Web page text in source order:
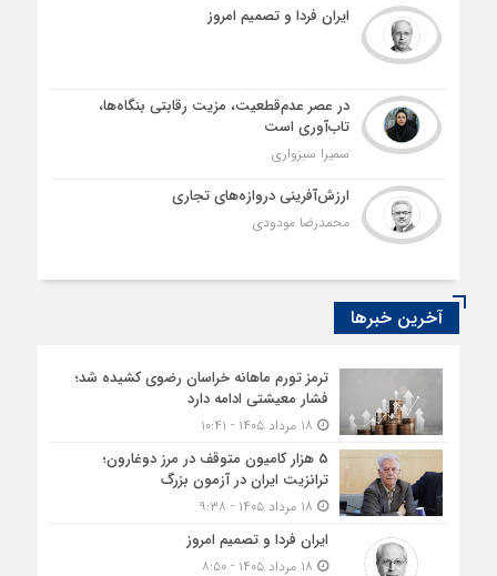
ایران فردا و تصمیم امروز
در عصر عدم‌قطعیت، مزیت رقابتی بنگاه‌ها،
تاب‌آوری است
سمیرا سبزواری
ارزش‌آفرینی دروازه‌های تجاری
محمدرضا مودودی
آخرین خبرها
ترمز تورم ماهانه خراسان رضوی کشیده شد؛
فشار معیشتی ادامه دارد
5 هزار کامیون متوقف در مرز دوغارون؛
ترانزیت ایران در آزمون بزرگ
ایران فردا و تصمیم امروز